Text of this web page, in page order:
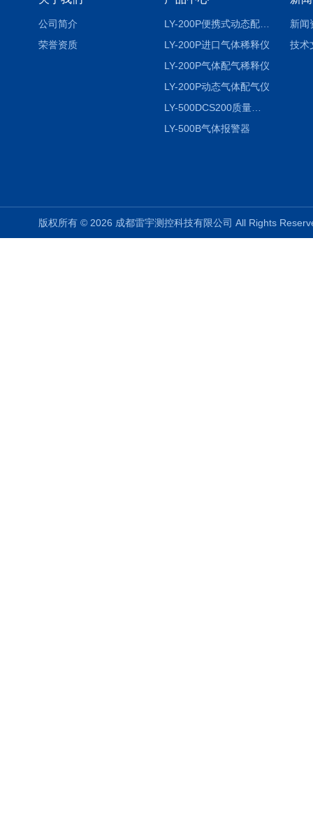
公司简介
荣誉资质
LY-200P便携式动态配气仪进口
LY-200P进口气体稀释仪
LY-200P气体配气稀释仪
LY-200P动态气体配气仪
LY-500DCS200质量流量控制仪
LY-500B气体报警器
新闻
技术
版权所有 © 2026 成都雷宇测控科技有限公司 All Rights